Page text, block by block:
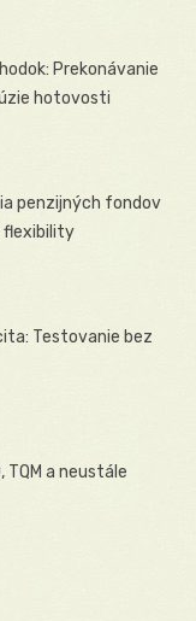
Prekonávanie
hotovosti
penzijných fondov
flexibility
Testovanie bez
TQM a neustále